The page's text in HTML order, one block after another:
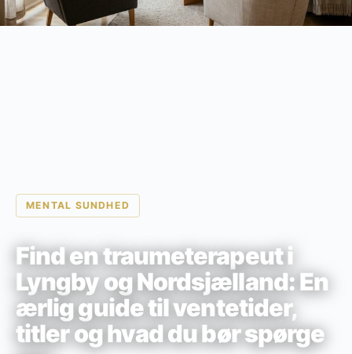
MENTAL SUNDHED
Find en traumeterapeut i
Lyngby og Nordsjælland: En
ærlig guide til ventetider,
titler og hvad du bør spørge